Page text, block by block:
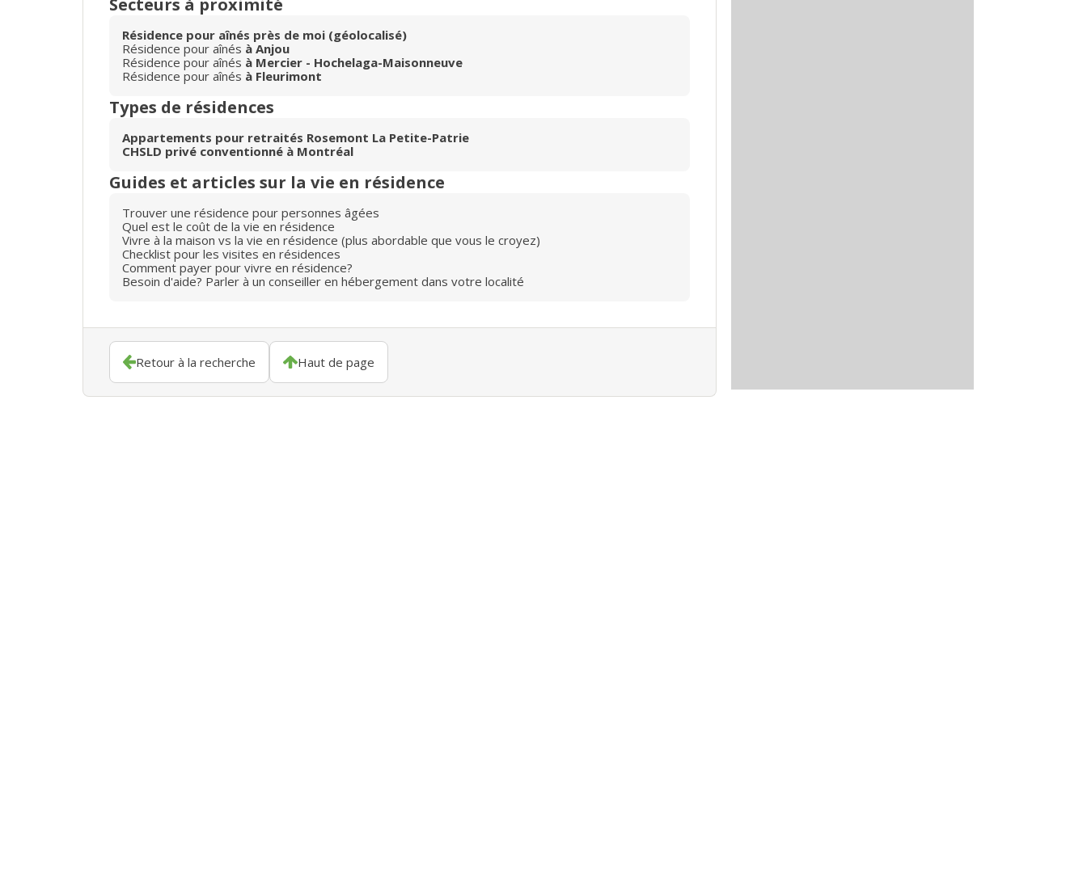
Résidence pour aînés près de moi (géolocalisé)
Résidence pour aînés à Anjou
Résidence pour aînés à Mercier - Hochelaga-Maisonneuve
Résidence pour aînés à Fleurimont
Types de résidences
Appartements pour retraités Rosemont La Petite-Patrie
CHSLD privé conventionné à Montréal
Guides et articles sur la vie en résidence
Trouver une résidence pour personnes âgées
Quel est le coût de la vie en résidence
Vivre à la maison vs la vie en résidence (plus abordable que vous le croyez)
Checklist pour les visites en résidences
Comment payer pour vivre en résidence?
Besoin d'aide? Parler à un conseiller en hébergement dans votre localité
Retour à la recherche Haut de page